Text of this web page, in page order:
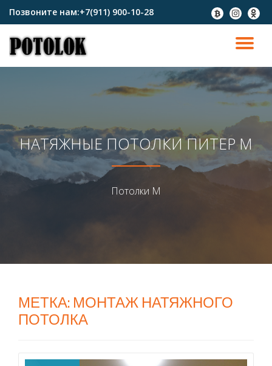
содержимому
Позвоните нам:+7(911) 900-10-28
fa-
btc
fa-
instagram
fa-
НАТЯЖНЫЕ ПОТОЛКИ ПИТЕР М
Потолки М
МЕТКА: МОНТАЖ НАТЯЖНОГО
ПОТОЛКА